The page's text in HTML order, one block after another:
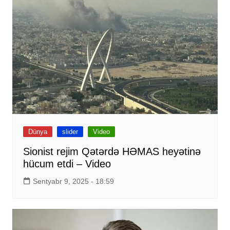
Dünya slider Video
Sionist rejim Qətərdə HƏMAS heyətinə
hücum etdi – Video
Sentyabr 9, 2025 - 18:59